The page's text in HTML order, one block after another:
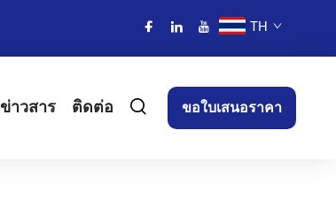
TH
ข่าวสาร ติดต่อ ขอใบเสนอราคา